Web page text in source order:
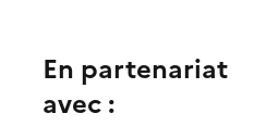
En partenariat
avec :